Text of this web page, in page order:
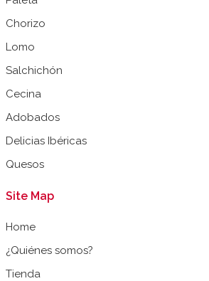
Chorizo
Lomo
Salchichón
Cecina
Adobados
Delicias Ibéricas
Quesos
Site Map
Home
¿Quiénes somos?
Tienda